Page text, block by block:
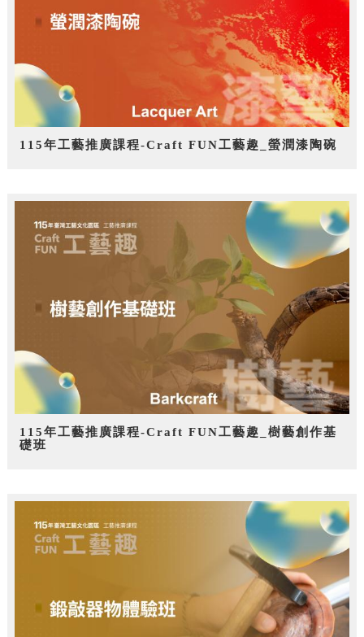
115年工藝推廣課程-Craft FUN工藝趣_螢潤漆陶碗
115年工藝推廣課程-Craft FUN工藝趣_樹藝創作基
礎班